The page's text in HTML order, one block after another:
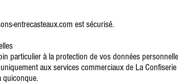
entrecasteaux.com est sécurisé.
particulier à la protection de vos données
aux services commerciaux de La
quiconque.